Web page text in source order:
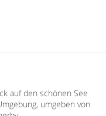
auf den schönen See
umgeben von